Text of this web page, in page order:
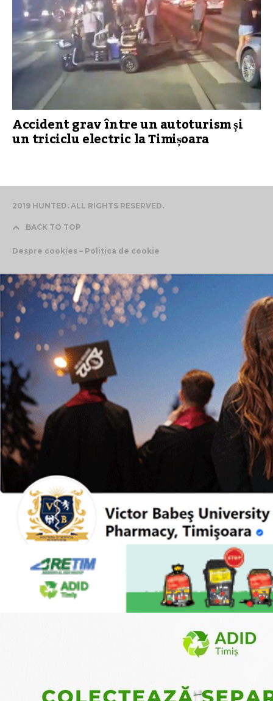
Accident grav între un autoturism și
un triciclu electric la Timișoara
2019 HUNTED. ALL RIGHTS RESERVED.
BACK TO TOP
Despre cookies – Politica de cookie